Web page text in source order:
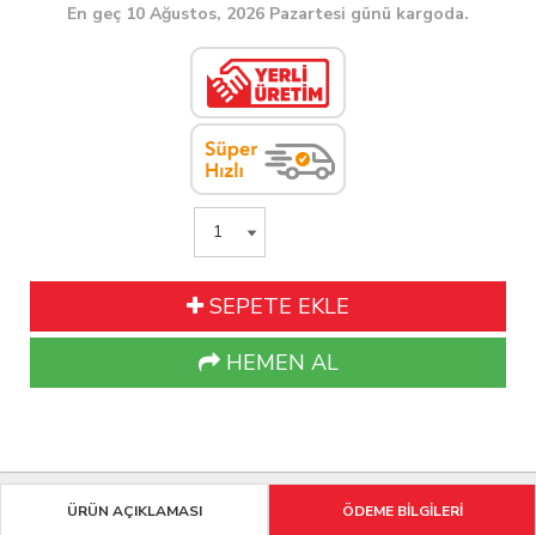
En geç 10 Ağustos, 2026 Pazartesi günü kargoda.
SEPETE EKLE
HEMEN AL
ÜRÜN AÇIKLAMASI ÖDEME BİLGİLERİ